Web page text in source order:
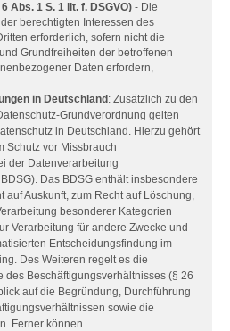
Abs. 1 S. 1 lit. f. DSGVO) - Die
berechtigten Interessen des
erforderlich, sofern nicht die
Grundfreiheiten der betroffenen
Daten erfordern,
in Deutschland : Zusätzlich zu den
Grundverordnung gelten
in Deutschland. Hierzu gehört
Schutz vor Missbrauch
der Datenverarbeitung
Das BDSG enthält insbesondere
Auskunft, zum Recht auf Löschung,
besonderer Kategorien
Verarbeitung für andere Zwecke und
Entscheidungsfindung im
Des Weiteren regelt es die
des Beschäftigungsverhältnisses (§ 26
auf die Begründung, Durchführung
sowie die
Ferner können